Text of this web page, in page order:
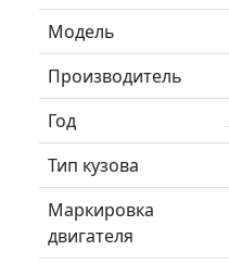
Модель
Производитель
Год
Тип кузова
Маркировка
двигателя